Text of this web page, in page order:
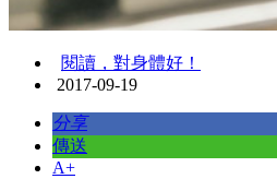
閱讀，對身體好！
2017-09-19
分享
傳送
A+